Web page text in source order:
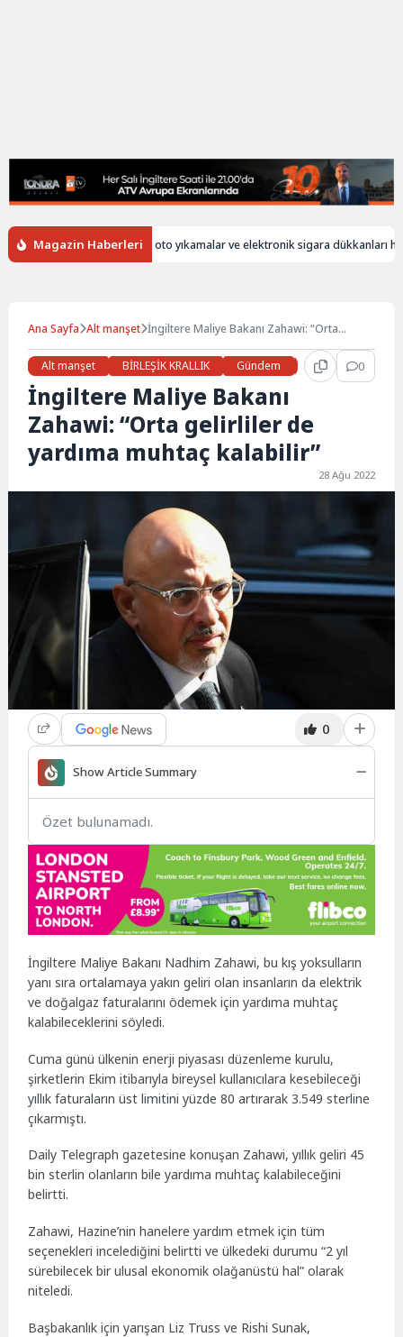
Magazin Haberleri
İngiltere’de oto yıkamalar ve elektronik sigara dükkanları hala
Ana Sayfa Alt manşet İngiltere Maliye Bakanı Zahawi: “Orta
Alt manşet
BİRLEŞİK KRALLIK Gündem Haberler 0
İngiltere Maliye Bakanı
Zahawi: “Orta gelirliler de
yardıma muhtaç kalabilir”
28 Ağu 2022
0
Show Article Summary
Özet bulunamadı.
İngiltere Maliye Bakanı Nadhim Zahawi, bu kış yoksulların
yanı sıra ortalamaya yakın geliri olan insanların da elektrik
ve doğalgaz faturalarını ödemek için yardıma muhtaç
kalabileceklerini söyledi.
Cuma günü ülkenin enerji piyasası düzenleme kurulu,
şirketlerin Ekim itibarıyla bireysel kullanıcılara kesebileceği
yıllık faturaların üst limitini yüzde 80 artırarak 3.549 sterline
çıkarmıştı.
Daily Telegraph gazetesine konuşan Zahawi, yıllık geliri 45
bin sterlin olanların bile yardıma muhtaç kalabileceğini
belirtti.
Zahawi, Hazine’nin hanelere yardım etmek için tüm
seçenekleri incelediğini belirtti ve ülkedeki durumu “2 yıl
sürebilecek bir ulusal ekonomik olağanüstü hal” olarak
niteledi.
Başbakanlık için yarışan Liz Truss ve Rishi Sunak,